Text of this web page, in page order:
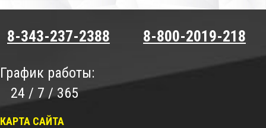
8-343-237-2388 8-800-2019-218
График работы:
24 / 7 / 365
КАРТА САЙТА